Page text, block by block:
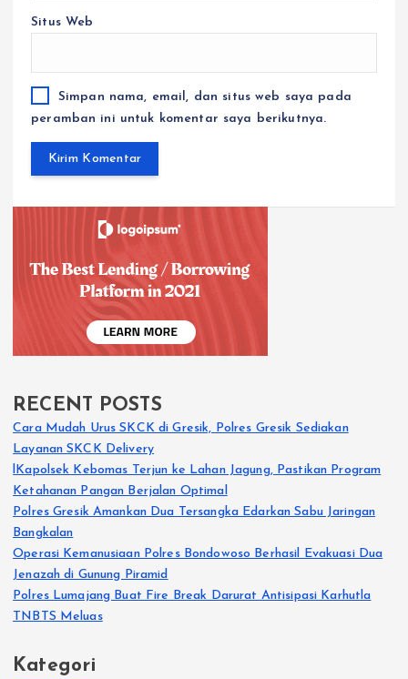
Situs Web
Simpan nama, email, dan situs web saya pada
peramban ini untuk komentar saya berikutnya.
RECENT POSTS
Cara Mudah Urus SKCK di Gresik, Polres Gresik Sediakan
Layanan SKCK Delivery
lKapolsek Kebomas Terjun ke Lahan Jagung, Pastikan Program
Ketahanan Pangan Berjalan Optimal
Polres Gresik Amankan Dua Tersangka Edarkan Sabu Jaringan
Bangkalan
Operasi Kemanusiaan Polres Bondowoso Berhasil Evakuasi Dua
Jenazah di Gunung Piramid
Polres Lumajang Buat Fire Break Darurat Antisipasi Karhutla
TNBTS Meluas
Kategori